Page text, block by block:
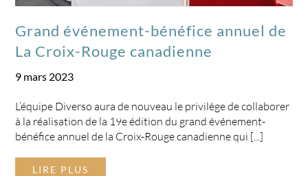
Grand événement-bénéfice annuel de
La Croix-Rouge canadienne
9 mars 2023
L’équipe Diverso aura de nouveau le privilège de collaborer
à la réalisation de la 19e édition du grand événement-
bénéfice annuel de la Croix-Rouge canadienne qui [...]
LIRE PLUS